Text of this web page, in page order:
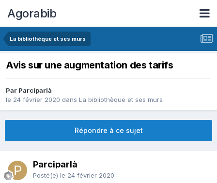
Agorabib
La bibliothèque et ses murs
Avis sur une augmentation des tarifs
Par Parciparlà
le 24 février 2020 dans La bibliothèque et ses murs
Répondre à ce sujet
Parciparlà
Posté(e) le 24 février 2020